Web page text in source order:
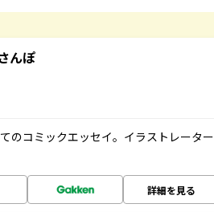
んぽ
のコミックエッセイ。イラストレーター
詳細を見る